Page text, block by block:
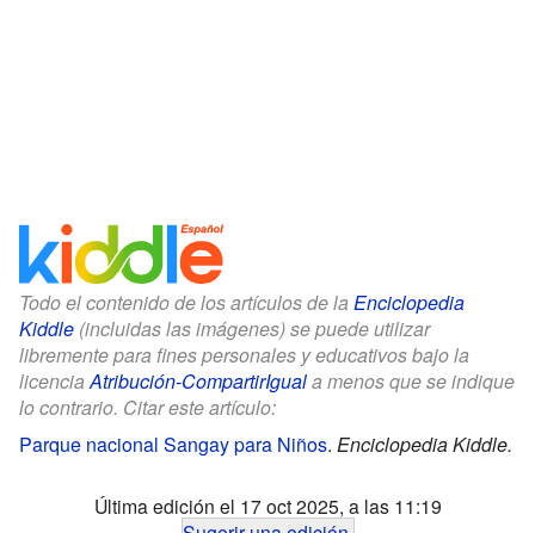
Todo el contenido de los artículos de la Enciclopedia
Kiddle (incluidas las imágenes) se puede utilizar
libremente para fines personales y educativos bajo la
licenciaAtribución-CompartirIguala menos que se indique
lo contrario. Citar este artículo:
Parque nacional Sangay para Niños. Enciclopedia Kiddle.
Última edición el 17 oct 2025, a las 11:19